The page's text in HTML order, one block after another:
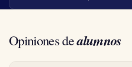
Opiniones dealumnos